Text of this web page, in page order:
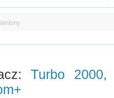
Turbo